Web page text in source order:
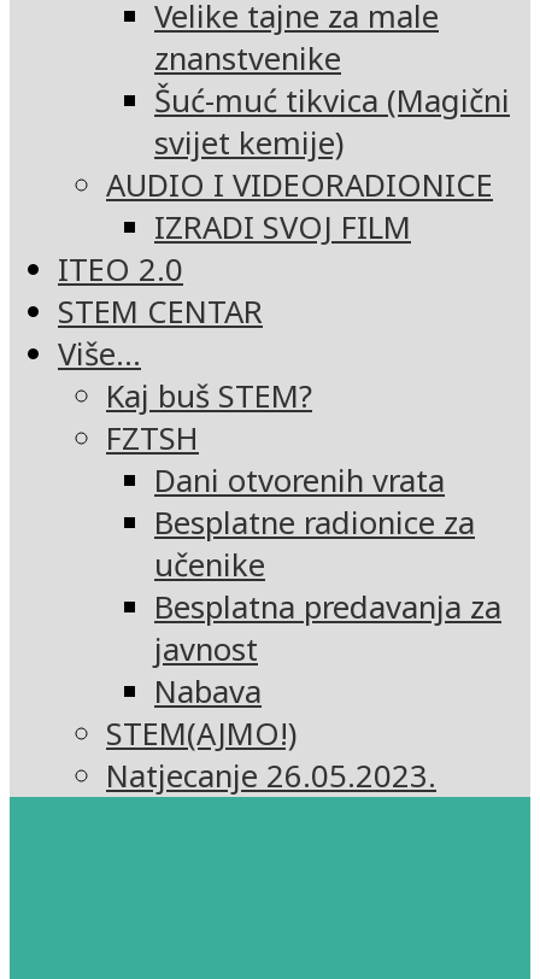
Velike tajne za male
znanstvenike
Šuć-muć tikvica (Magični
svijet kemije)
AUDIO I VIDEORADIONICE
IZRADI SVOJ FILM
ITEO 2.0
STEM CENTAR
Više…
Kaj buš STEM?
FZTSH
Dani otvorenih vrata
Besplatne radionice za
učenike
Besplatna predavanja za
javnost
Nabava
STEM(AJMO!)
Natjecanje 26.05.2023.